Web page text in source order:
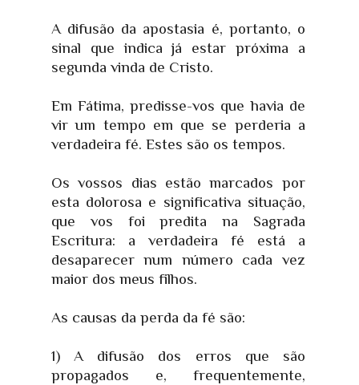
A difusão da apostasia é, portanto, o
sinal que indica já estar próxima a
segunda vinda de Cristo.
Em Fátima, predisse-vos que havia de
vir um tempo em que se perderia a
verdadeira fé. Estes são os tempos.
Os vossos dias estão marcados por
esta dolorosa e significativa situação,
que vos foi predita na Sagrada
Escritura: a verdadeira fé está a
desaparecer num número cada vez
maior dos meus filhos.
As causas da perda da fé são:
1) A difusão dos erros que são
propagados e, frequentemente,